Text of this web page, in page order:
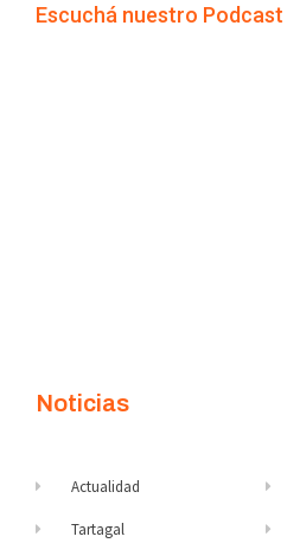
Escuchá nuestro Podcast
Noticias
Actualidad
Tartagal